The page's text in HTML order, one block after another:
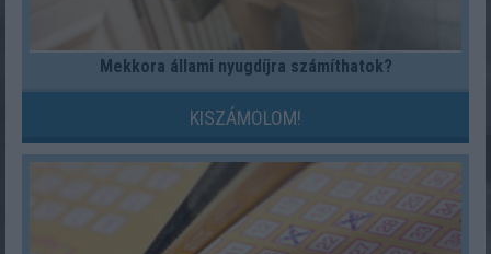
Mekkora állami nyugdíjra számíthatok?
KISZÁMOLOM!